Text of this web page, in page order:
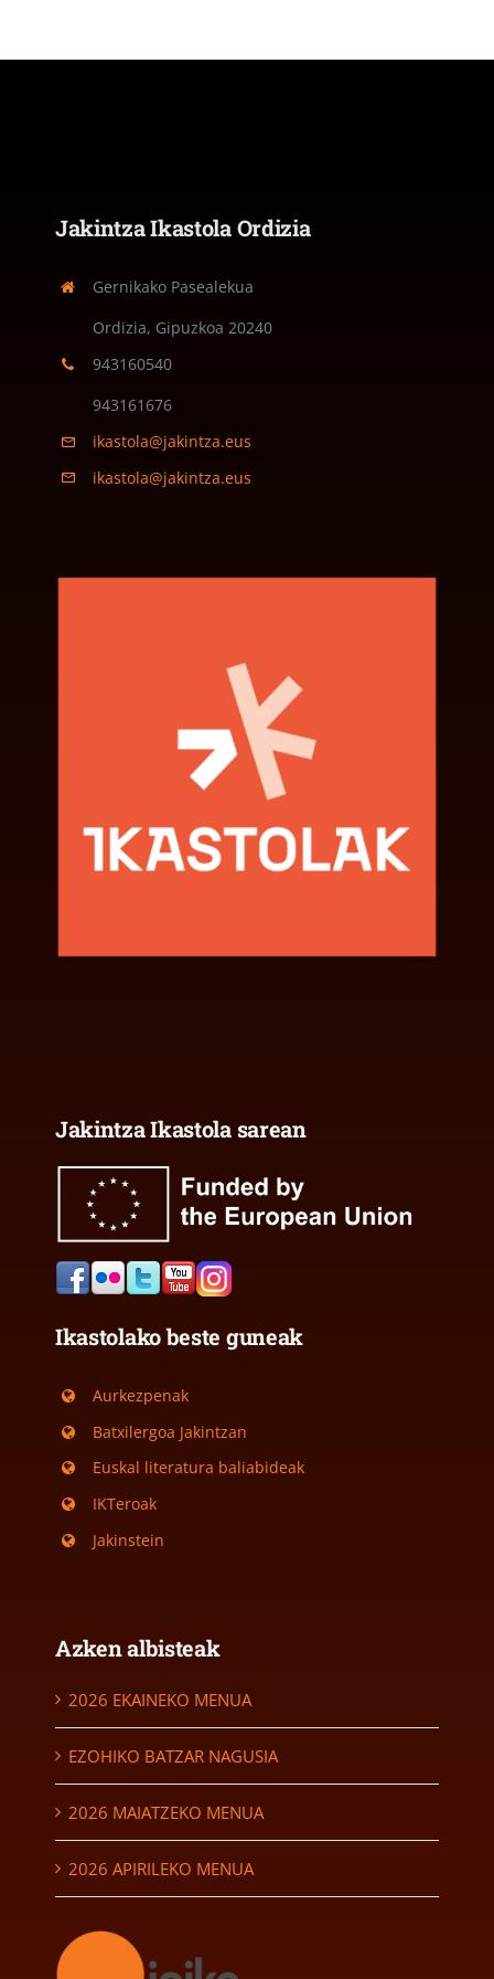
Jakintza Ikastola Ordizia
Gernikako Pasealekua
Ordizia, Gipuzkoa 20240
943160540
943161676
ikastola@jakintza.eus
ikastola@jakintza.eus
Jakintza Ikastola sarean
Ikastolako beste guneak
Aurkezpenak
Batxilergoa Jakintzan
Euskal literatura baliabideak
IKTeroak
Jakinstein
Azken albisteak
2026 EKAINEKO MENUA
EZOHIKO BATZAR NAGUSIA
2026 MAIATZEKO MENUA
2026 APIRILEKO MENUA